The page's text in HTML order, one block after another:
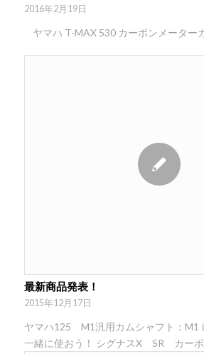
2016年2月19日
ヤマハ T-MAX 530 カーボンメーター
最新商品発表！
2015年12月17日
ヤマハ125 M1汎用カムシャフト：M1
一緒に使おう！ シグナスX SR カー